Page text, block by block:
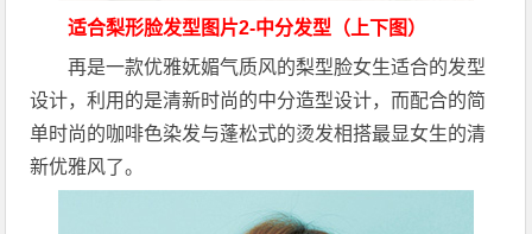
适合梨形脸发型 图片2-中分发型（上下图）
再是一款优雅妩媚气质风的梨型脸女生适合的发型
设计，利用的是清新时尚的中分造型设计，而配合的简
单时尚的咖啡色染发与蓬松式的烫发相搭最显女生的清
新优雅风了。